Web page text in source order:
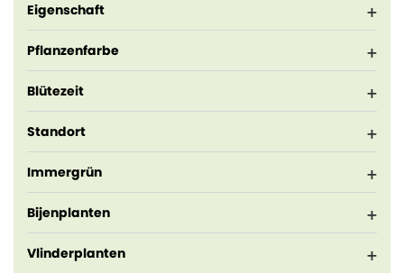
Eigenschaft
Pflanzenfarbe
Blütezeit
Standort
Immergrün
Bijenplanten
Vlinderplanten